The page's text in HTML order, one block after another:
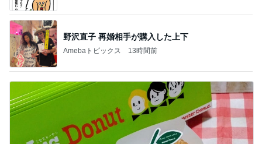
野沢直子 再婚相手が購入した上下
Amebaトピックス 13時間前